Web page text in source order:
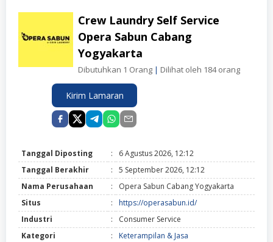
Crew Laundry Self Service
Opera Sabun Cabang
Yogyakarta
Dibutuhkan 1 Orang | Dilihat oleh 184 orang
Kirim Lamaran
Tanggal Diposting :
6 Agustus 2026, 12:12
Tanggal Berakhir
:
5 September 2026, 12:12
Nama Perusahaan
:
Opera Sabun Cabang Yogyakarta
Situs
:
https://operasabun.id/
Industri
:
Consumer Service
Kategori
:
Keterampilan & Jasa